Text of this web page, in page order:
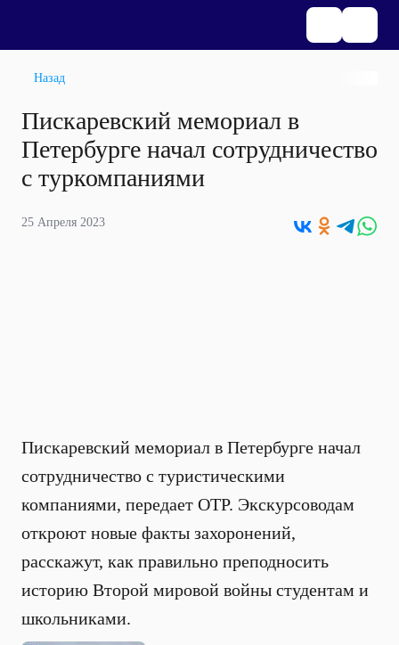
Назад
Пискаревский мемориал в
Петербурге начал сотрудничество
с туркомпаниями
25 Апреля 2023
Пискаревский мемориал в Петербурге начал
сотрудничество с туристическими
компаниями, передает ОТР. Экскурсоводам
откроют новые факты захоронений,
расскажут, как правильно преподносить
историю Второй мировой войны студентам и
школьниками.